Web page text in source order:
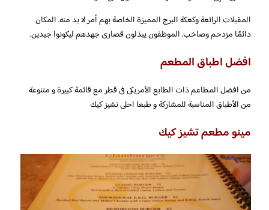
المقبلات الرائعة وكعكة البرج المميزة الخاصة بهم أمر لا بد منه. المكان
دائمًا مزدحم وصاخب. الموظفون يبذلون قصارى جهدهم ليكونوا جيدين.
افضل اطباق المطعم
من افضل المطاعم ذات الطابع الأمريكى فى قطر مع قائمة كبيرة و متنوعة
من الأطباق المناسبة للمشاركة و طبعا احلى تشيز كيك
مينو مطعم تشيز كيك